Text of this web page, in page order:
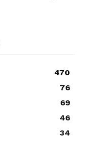
470
76
69
46
34